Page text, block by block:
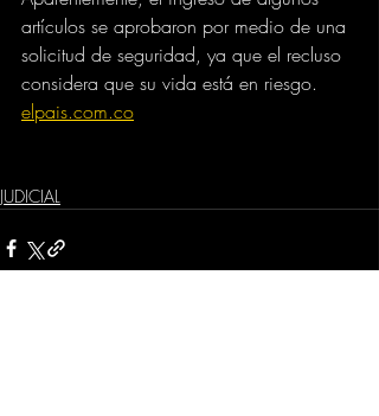
artículos se aprobaron por medio de una
solicitud de seguridad, ya que el recluso
considera que su vida está en riesgo.
elpais.com.co
JUDICIAL